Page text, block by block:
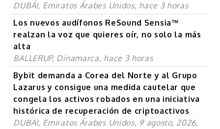
DUBÁI, Emiratos Árabes Unidos, hace 3 horas
Los nuevos audífonos ReSound Sensia™
realzan la voz que quieres oír, no solo la más
alta
BALLERUP, Dinamarca, hace 3 horas
Bybit demanda a Corea del Norte y al Grupo
Lazarus y consigue una medida cautelar que
congela los activos robados en una iniciativa
histórica de recuperación de criptoactivos
DUBAI, Emiratos Árabes Unidos, 9 agosto, 2026,